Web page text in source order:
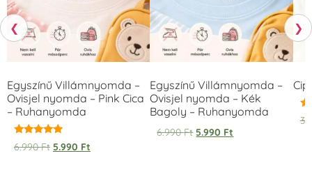
❮
Egyszínű Villámnyomda –
Ovisjel nyomda – Pink Cica
– Ruhanyomda
Értékelés:
5.00
6.990Ft 5.990 Ft
Egyszínű Villámnyomda –
Ovisjel nyomda – Kék
Bagoly – Ruhanyomda
6.990Ft 5.990 Ft
❯